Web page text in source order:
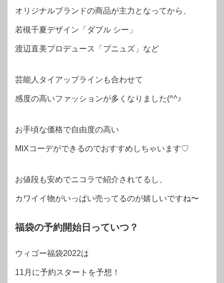
オリジナルブランドの商品が主力となってから、
若槻千夏デザイン「ダブル シー」
渡辺直美プロデュース「プニュズ」など
芸能人タイアップラインも合わせて
感度の高いファッションが多くなりました(^^♪
お手頃な価格で自由度の高い
MIXコーデができるのでおすすめしちゃいます♡
お値段も安めでニコラで紹介されてるし、
カワイイ物がいっぱい売ってるのが嬉しいですね〜
福袋の予約開始日っていつ？
ウィゴー福袋2022は
11月に予約スタートを予想！